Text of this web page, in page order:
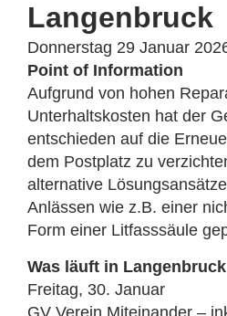
Langenbruck
Donnerstag 29 Januar
Point of Information
Aufgrund von hohen
Unterhaltskosten hat der
entschieden auf die
dem Postplatz zu
alternative
Anlässen wie z.B. einer
Form einer Litfasssäule
Was läuft in Langenbruck
Freitag, 30. Januar
GV Verein Miteinander –